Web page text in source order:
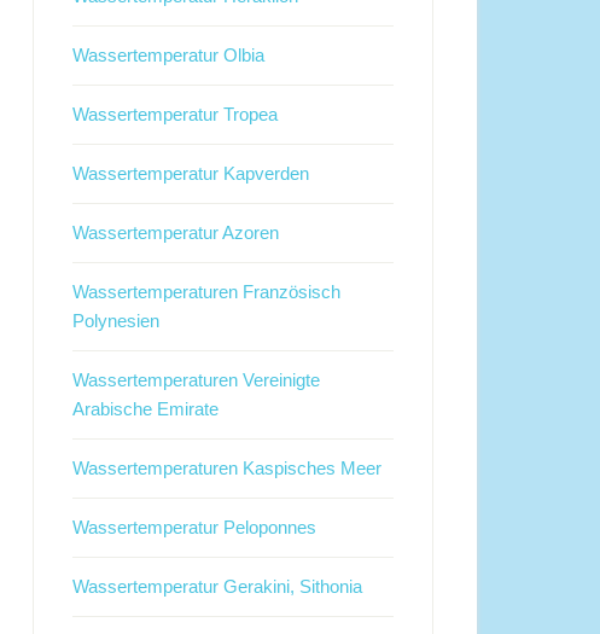
Wassertemperatur Olbia
Wassertemperatur Tropea
Wassertemperatur Kapverden
Wassertemperatur Azoren
Wassertemperaturen Französisch
Polynesien
Wassertemperaturen Vereinigte
Arabische Emirate
Wassertemperaturen Kaspisches Meer
Wassertemperatur Peloponnes
Wassertemperatur Gerakini, Sithonia